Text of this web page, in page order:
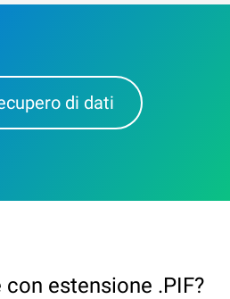
di dati
con estensione .PIF?